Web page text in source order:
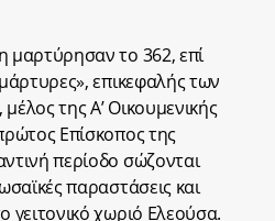
μαρτύρησαν το 362, επί
επικεφαλής των
της Α’ Οικουμενικής
Επίσκοπος της
περίοδο σώζονται
παραστάσεις και
γειτονικό χωριό Ελεούσα.